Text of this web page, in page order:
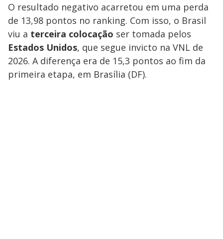
O resultado negativo acarretou em uma perda
de 13,98 pontos no ranking. Com isso, o Brasil
viu a terceira colocação ser tomada pelos
Estados Unidos, que segue invicto na VNL de
2026. A diferença era de 15,3 pontos ao fim da
primeira etapa, em Brasília (DF).